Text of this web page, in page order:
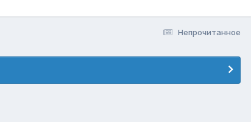
Непрочитанное